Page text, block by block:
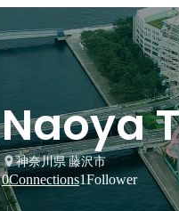
Naoya
神奈川県 藤沢市
0Connections1Follower